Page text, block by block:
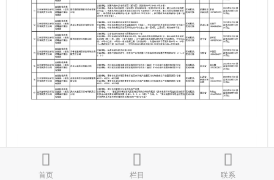
首页 栏目 联系